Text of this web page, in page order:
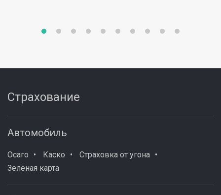
Страхование
Автомобиль
Осаго Каско
Страховка от угона
Зелёная карта